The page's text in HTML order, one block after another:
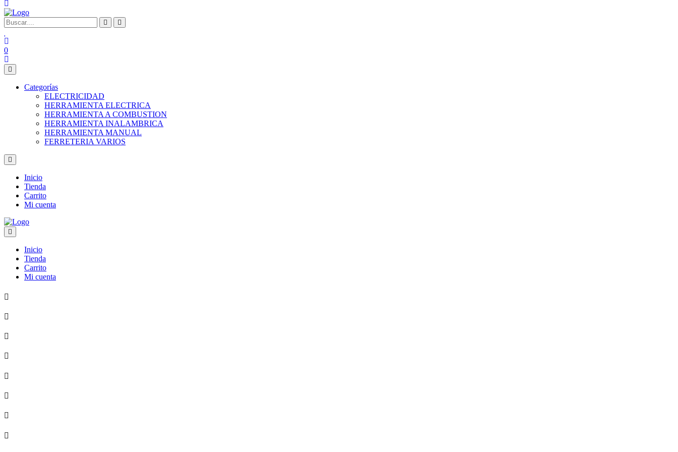
0
Categorías
ELECTRICIDAD
HERRAMIENTA ELECTRICA
HERRAMIENTA A COMBUSTION
HERRAMIENTA INALAMBRICA
HERRAMIENTA MANUAL
FERRETERIA VARIOS
Inicio
Tienda
Carrito
Mi cuenta
Inicio
Tienda
Carrito
Mi cuenta